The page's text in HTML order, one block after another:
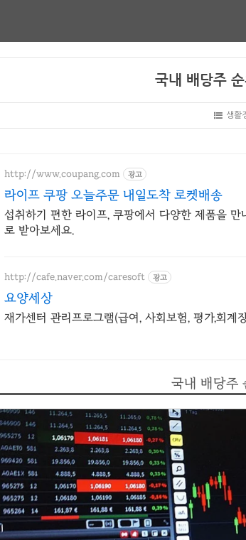
국내 배당주
생활
http://www.coupang.com 광고
라이프 쿠팡 오늘주문 내일도착 로켓배송
섭취하기 편한 라이프, 쿠팡에서 다양한 제품을
로 받아보세요.
http://cafe.naver.com/caresoft 광고
요양세상
재가센터 관리프로그램(급여, 사회보험, 평가,회계
국내 배당주